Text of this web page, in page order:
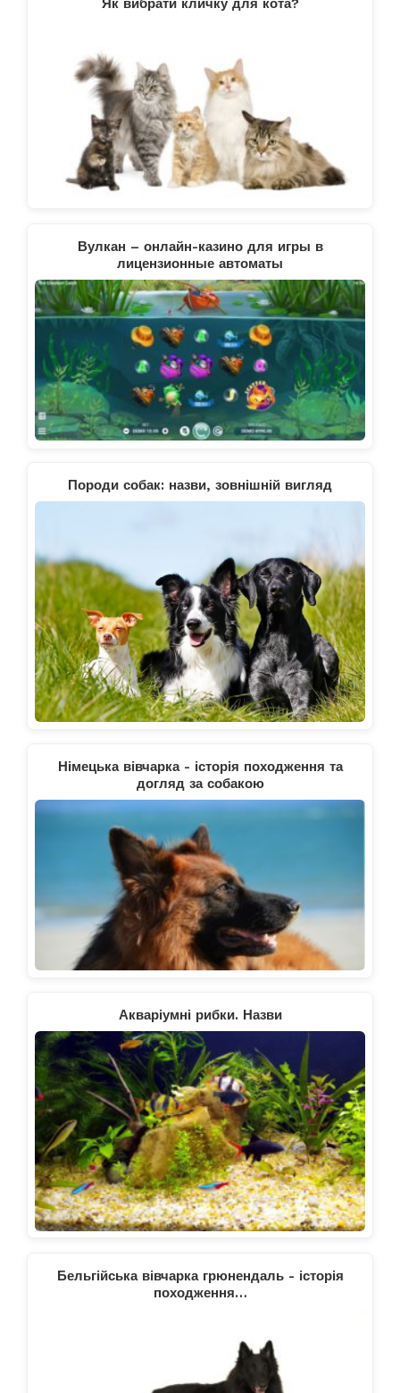
Як вибрати кличку для кота?
Вулкан – онлайн-казино для игры в
лицензионные автоматы
Породи собак: назви, зовнішній вигляд
Німецька вівчарка - історія походження та
догляд за собакою
Акваріумні рибки. Назви
Бельгійська вівчарка грюнендаль - історія
походження…